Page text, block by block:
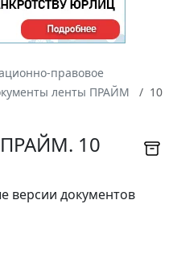
правовое
ленты ПРАЙМ
10
10
версии документов